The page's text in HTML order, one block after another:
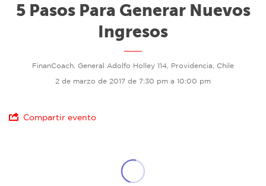
5 Pasos Para Generar Nuevos
Ingresos
FinanCoach, General Adolfo Holley 114, Providencia, Chile
2 de marzo de 2017 de 7:30 pm a 10:00 pm
Compartir evento